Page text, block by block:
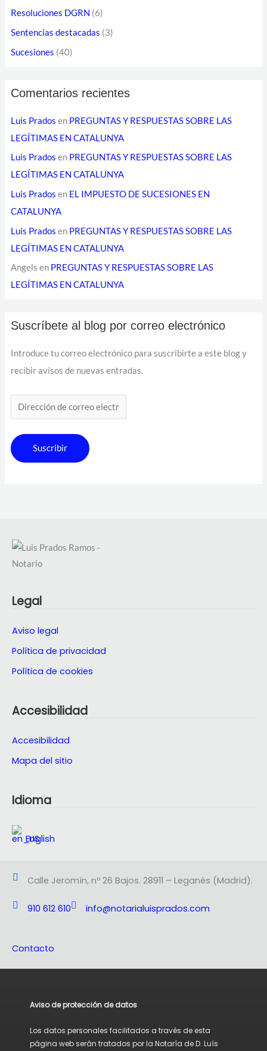
Resoluciones DGRN (6)
Sentencias destacadas (3)
Sucesiones (40)
Comentarios recientes
Luis Prados en PREGUNTAS Y RESPUESTAS SOBRE LAS
LEGÍTIMAS EN CATALUNYA
Luis Prados en PREGUNTAS Y RESPUESTAS SOBRE LAS
LEGÍTIMAS EN CATALUNYA
Luis Prados en EL IMPUESTO DE SUCESIONES EN
CATALUNYA
Luis Prados en PREGUNTAS Y RESPUESTAS SOBRE LAS
LEGÍTIMAS EN CATALUNYA
Angels en PREGUNTAS Y RESPUESTAS SOBRE LAS
LEGÍTIMAS EN CATALUNYA
Suscríbete al blog por correo electrónico
Introduce tu correo electrónico para suscribirte a este blog y
recibir avisos de nuevas entradas.
e
l
r
Suscribir
Legal
Aviso legal
Política de privacidad
Política de cookies
Accesibilidad
Accesibilidad
Mapa del sitio
Idioma
English
Calle Jeromín, nº 26 Bajos. 28911 – Leganés (Madrid).
910 612 610 info@notarialuisprados.com
Contacto
Aviso de protección de datos
Los datos personales facilitados a través de esta
página web serán tratados por la Notaría de D. Luís